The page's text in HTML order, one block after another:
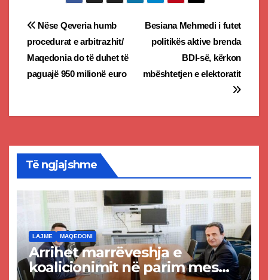
Post
navigation
Besiana Mehmedi i futet
politikës aktive brenda
BDI-së, kërkon
mbështetjen e elektoratit
Nëse Qeveria humb
procedurat e arbitrazhit/
Maqedonia do të duhet të
paguajë 950 milionë euro
Të ngjajshme
LAJME MAQEDONI
Arrihet marrëveshja e
koalicionimit në parim mes